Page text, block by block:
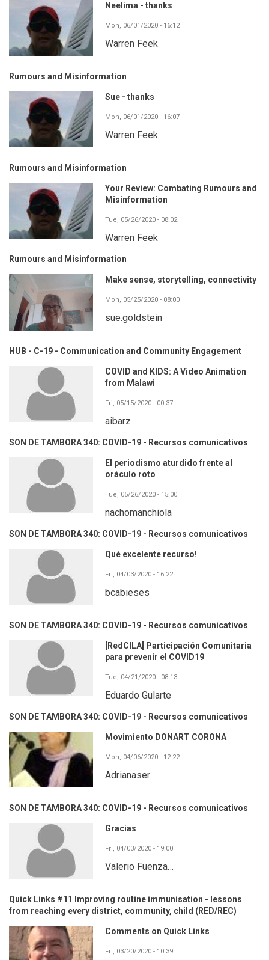
Neelima - thanks
Mon, 06/01/2020 - 16:12
Warren Feek
Rumours and Misinformation
Sue - thanks
Mon, 06/01/2020 - 16:07
Warren Feek
Rumours and Misinformation
Your Review: Combating Rumours and
Misinformation
Tue, 05/26/2020 - 08:02
Warren Feek
Rumours and Misinformation
Make sense, storytelling, connectivity
Mon, 05/25/2020 - 08:00
sue.goldstein
HUB - C-19 - Communication and Community Engagement
COVID and KIDS: A Video Animation
from Malawi
Fri, 05/15/2020 - 00:37
aibarz
SON DE TAMBORA 340: COVID-19 - Recursos comunicativos
El periodismo aturdido frente al
oráculo roto
Tue, 05/26/2020 - 15:00
nachomanchiola
SON DE TAMBORA 340: COVID-19 - Recursos comunicativos
Qué excelente recurso!
Fri, 04/03/2020 - 16:22
bcabieses
SON DE TAMBORA 340: COVID-19 - Recursos comunicativos
[RedCILA] Participación Comunitaria
para prevenir el COVID19
Tue, 04/21/2020 - 08:13
Eduardo Gularte
SON DE TAMBORA 340: COVID-19 - Recursos comunicativos
Movimiento DONART CORONA
Mon, 04/06/2020 - 12:22
Adrianaser
SON DE TAMBORA 340: COVID-19 - Recursos comunicativos
Gracias
Fri, 04/03/2020 - 19:00
Valerio Fuenza…
Quick Links #11 Improving routine immunisation - lessons
from reaching every district, community, child (RED/REC)
Comments on Quick Links
Fri, 03/20/2020 - 10:39